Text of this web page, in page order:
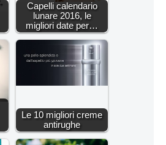
Capelli calendario
lunare 2016, le
migliori date per…
Le 10 migliori creme
antirughe